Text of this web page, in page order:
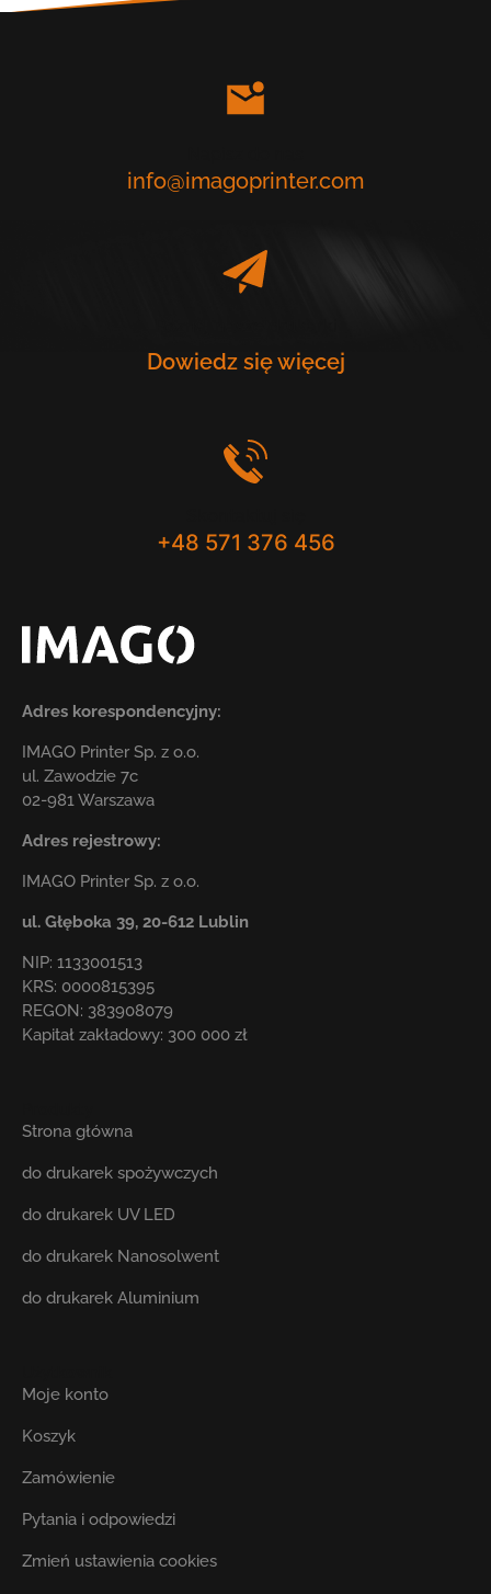
info@imagoprinter.com
Dowiedz się więcej
+48 571 376 456
Adres korespondencyjny:
IMAGO Printer Sp. z o.o.
ul. Zawodzie 7c
02-981 Warszawa
Adres rejestrowy:
IMAGO Printer Sp. z o.o.
ul. Głęboka 39, 20-612 Lublin
NIP: 1133001513
KRS: 0000815395
REGON: 383908079
Kapitał zakładowy: 300 000 zł
Strona główna
do drukarek spożywczych
do drukarek UV LED
do drukarek Nanosolwent
do drukarek Aluminium
Moje konto
Koszyk
Zamówienie
Pytania i odpowiedzi
Zmień ustawienia cookies